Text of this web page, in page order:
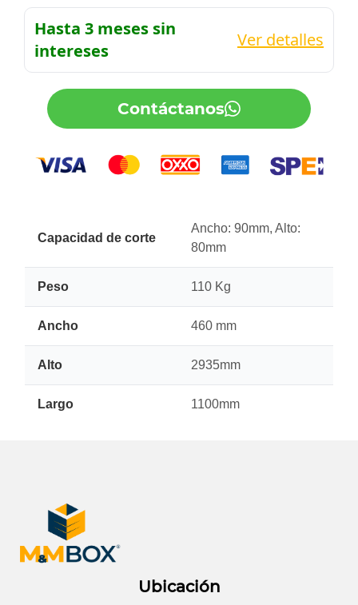
Hasta 3 meses sin
intereses
Ver detalles
Contáctanos
Capacidad de corte
Ancho: 90mm, Alto:
80mm
Peso 110 Kg
Ancho 460 mm
Alto 2935mm
Largo 1100mm
Ubicación